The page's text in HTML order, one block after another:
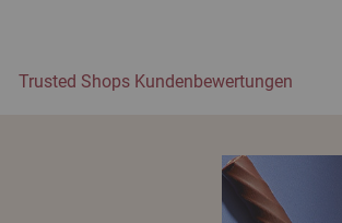
Trusted Shops Kundenbewertungen